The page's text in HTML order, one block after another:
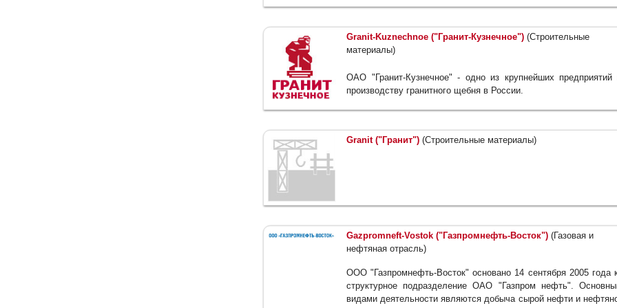
Granit-Kuznechnoe ("Гранит-Кузнечное") (Строительные
материалы)
ОАО "Гранит-Кузнечное" - одно из крупнейших предприятий
производству гранитного щебня в России.
Granit ("Гранит") (Строительные материалы)
Gazpromneft-Vostok ("Газпромнефть-Восток") (Газовая и
нефтяная отрасль)
ООО "Газпромнефть-Восток" основано 14 сентября 2005 года
структурное подразделение ОАО "Газпром нефть".
видами деятельности являются добыча сырой нефти и